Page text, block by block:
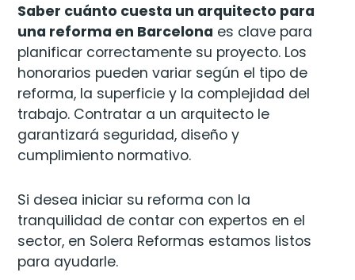
Saber cuánto cuesta un arquitecto para
una reforma en Barcelona es clave para
planificar correctamente su proyecto. Los
honorarios pueden variar según el tipo de
reforma, la superficie y la complejidad del
trabajo. Contratar a un arquitecto le
garantizará seguridad, diseño y
cumplimiento normativo.
Si desea iniciar su reforma con la
tranquilidad de contar con expertos en el
sector, en Solera Reformas estamos listos
para ayudarle.